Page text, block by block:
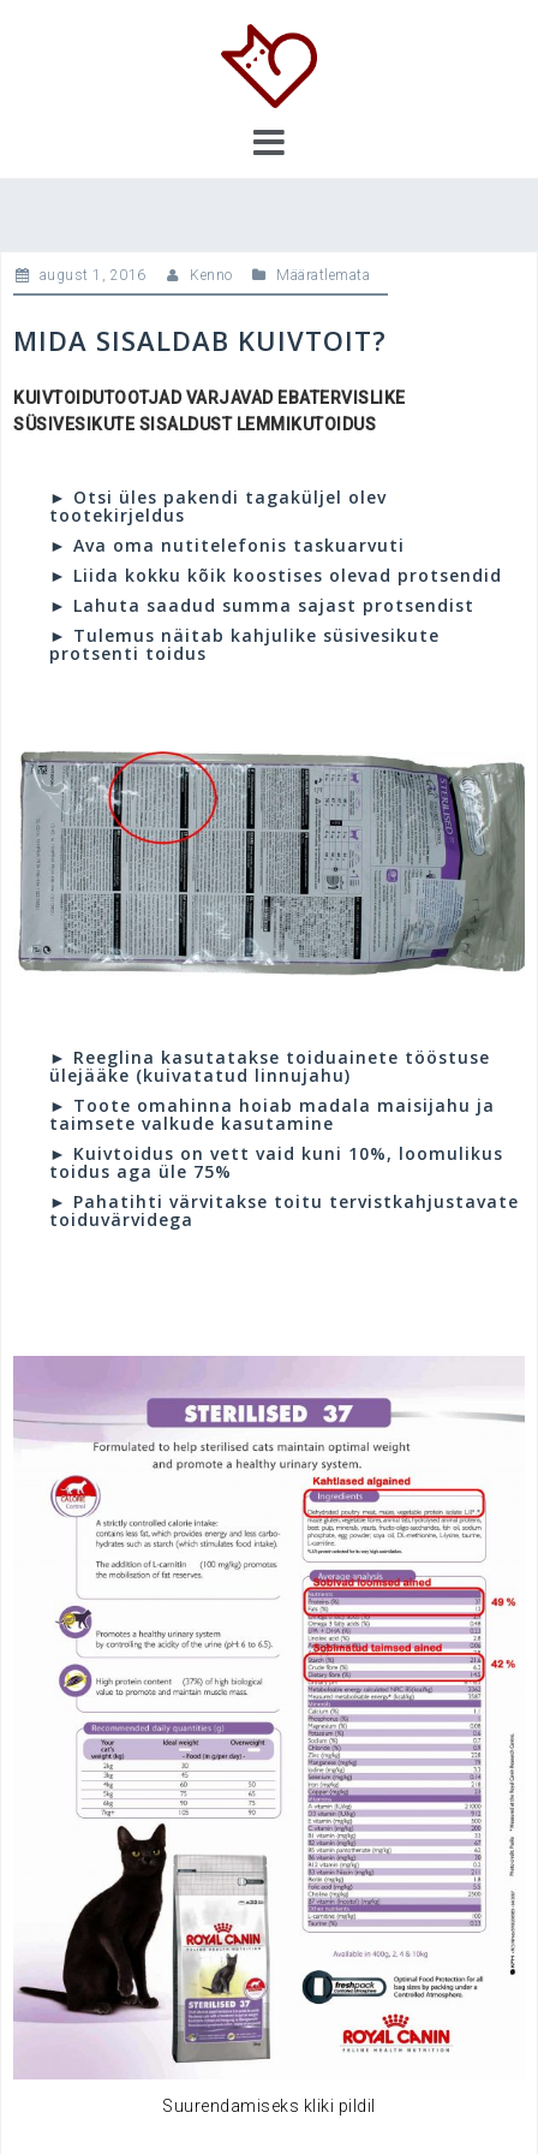
august 1, 2016 Kenno Määratlemata
MIDA SISALDAB KUIVTOIT?
KUIVTOIDUTOOTJAD VARJAVAD EBATERVISLIKE
SÜSIVESIKUTE SISALDUST LEMMIKUTOIDUS
► Otsi üles pakendi tagaküljel olev
tootekirjeldus
► Ava oma nutitelefonis taskuarvuti
► Liida kokku kõik koostises olevad protsendid
► Lahuta saadud summa sajast protsendist
► Tulemus näitab kahjulike süsivesikute
protsenti toidus
► Reeglina kasutatakse toiduainete tööstuse
ülejääke (kuivatatud linnujahu)
► Toote omahinna hoiab madala maisijahu ja
taimsete valkude kasutamine
► Kuivtoidus on vett vaid kuni 10%, loomulikus
toidus aga üle 75%
► Pahatihti värvitakse toitu tervistkahjustavate
toiduvärvidega
Suurendamiseks kliki pildil